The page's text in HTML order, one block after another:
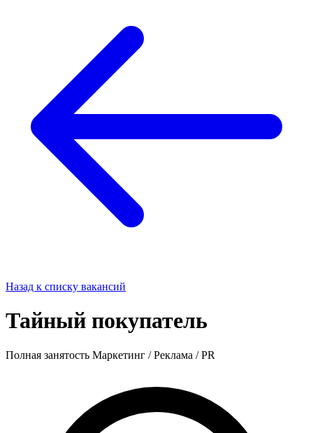
Назад к списку вакансий
Тайный покупатель
Полная занятость Маркетинг / Реклама / PR